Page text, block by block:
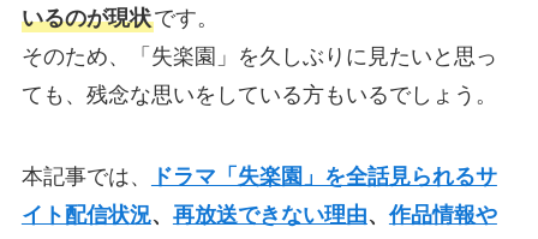
いるのが現状です。
そのため、「失楽園」を久しぶりに見たいと思っ
ても、残念な思いをしている方もいるでしょう。
本記事では、
ドラマ「失楽園」を全話見られるサ
イト配信状況、 再放送できない理由、作品情報や